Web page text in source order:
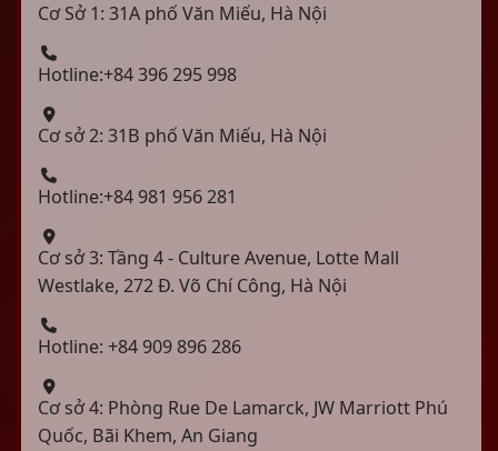
Cơ Sở 1: 31A phố Văn Miếu, Hà Nội
Hotline:+84 396 295 998
Cơ sở 2: 31B phố Văn Miếu, Hà Nội
Hotline:+84 981 956 281
Cơ sở 3: Tầng 4 - Culture Avenue, Lotte Mall
Westlake, 272 Đ. Võ Chí Công, Hà Nội
Hotline: +84 909 896 286
Cơ sở 4: Phòng Rue De Lamarck, JW Marriott Phú
Quốc, Bãi Khem, An Giang